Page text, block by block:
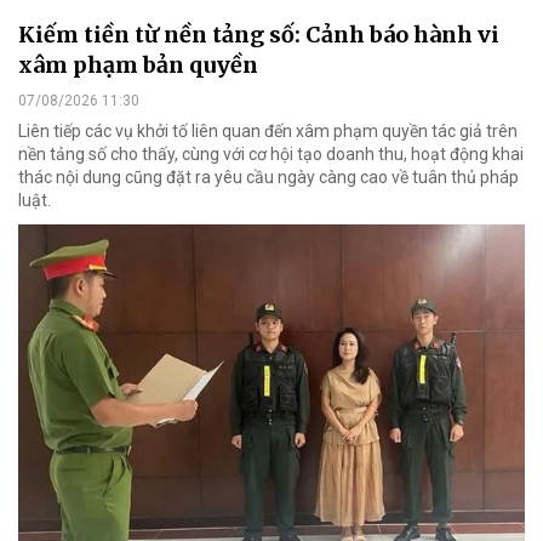
Kiếm tiền từ nền tảng số: Cảnh báo hành vi
xâm phạm bản quyền
07/08/2026 11:30
Liên tiếp các vụ khởi tố liên quan đến xâm phạm quyền tác giả trên
nền tảng số cho thấy, cùng với cơ hội tạo doanh thu, hoạt động khai
thác nội dung cũng đặt ra yêu cầu ngày càng cao về tuân thủ pháp
luật.